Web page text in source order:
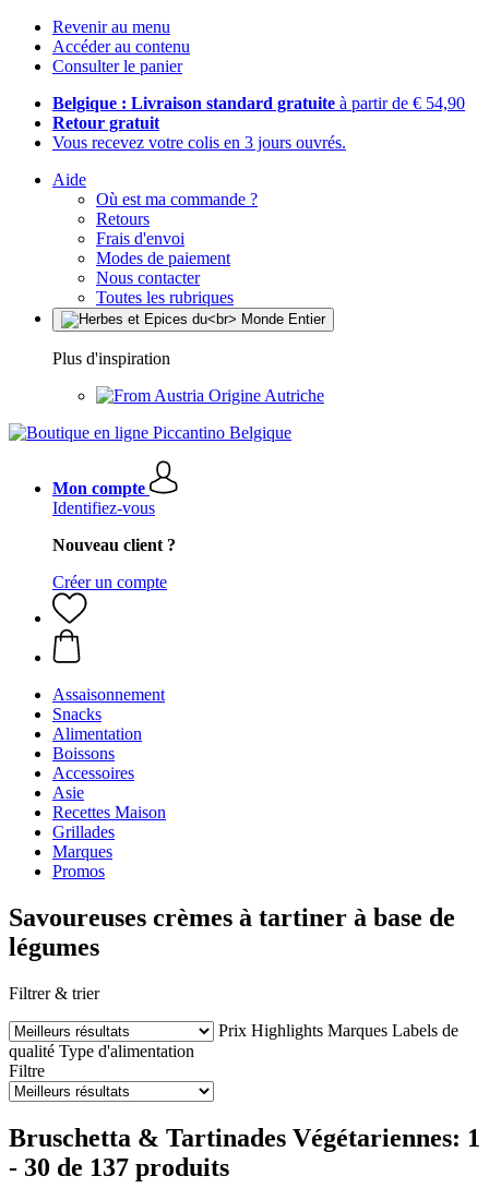
Revenir au menu
Accéder au contenu
Consulter le panier
Belgique : Livraison standard gratuite à partir de € 54,90
Retour gratuit
Vous recevez votre colis en 3 jours ouvrés.
Aide
Où est ma commande ?
Retours
Frais d'envoi
Modes de paiement
Nous contacter
Toutes les rubriques
Plus d'inspiration
Origine Autriche
Mon compte
Identifiez-vous
Nouveau client ?
Créer un compte
Assaisonnement
Snacks
Alimentation
Boissons
Accessoires
Asie
Recettes Maison
Grillades
Marques
Promos
Savoureuses crèmes à tartiner à base de
légumes
Filtrer & trier
Prix Highlights Marques Labels de
qualité Type d'alimentation
Filtre
Bruschetta & Tartinades Végétariennes: 1
- 30 de 137 produits